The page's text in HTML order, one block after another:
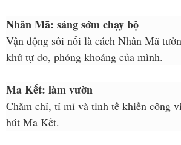
Nhân Mã: sáng sớm chạy bộ
Vận động sôi nổi là cách Nhân Mã
khứ tự do, phóng khoáng của mình.
Ma Kết: làm vườn
Chăm chỉ, tỉ mỉ và tinh tế khiến công
hút Ma Kết.